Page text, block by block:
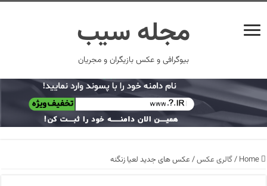
مجله سیب
بیوگرافی و عکس بازیگران و مجریان
Home
/گالری عکس/ عکس های جدید لعیا زنگنه